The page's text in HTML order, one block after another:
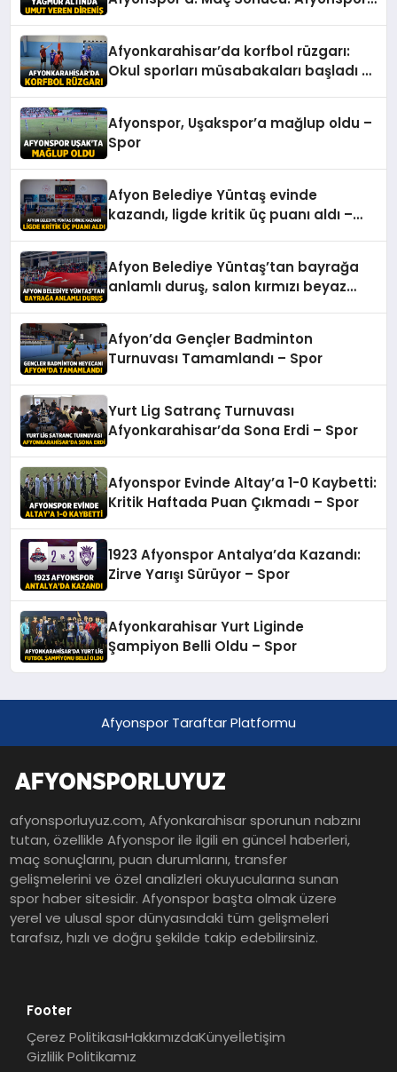
Afyonkarahisar’da korfbol rüzgarı:
Okul sporları müsabakaları başladı –
Afyonspor, Uşakspor’a mağlup oldu –
Spor
Afyon Belediye Yüntaş evinde
kazandı, ligde kritik üç puanı aldı –
Afyon Belediye Yüntaş’tan bayrağa
anlamlı duruş, salon kırmızı beyaz
Afyon’da Gençler Badminton
Turnuvası Tamamlandı – Spor
Yurt Lig Satranç Turnuvası
Afyonkarahisar’da Sona Erdi – Spor
Afyonspor Evinde Altay’a 1-0 Kaybetti:
Kritik Haftada Puan Çıkmadı – Spor
1923 Afyonspor Antalya’da Kazandı:
Zirve Yarışı Sürüyor – Spor
Afyonkarahisar Yurt Liginde
Şampiyon Belli Oldu – Spor
Afyonspor Taraftar Platformu
afyonsporluyuz.com, Afyonkarahisar sporunun nabzını
tutan, özellikle Afyonspor ile ilgili en güncel haberleri,
maç sonuçlarını, puan durumlarını, transfer
gelişmelerini ve özel analizleri okuyucularına sunan
spor haber sitesidir. Afyonspor başta olmak üzere
yerel ve ulusal spor dünyasındaki tüm gelişmeleri
tarafsız, hızlı ve doğru şekilde takip edebilirsiniz.
Footer
Çerez PolitikasıHakkımızdaKünyeİletişim
Gizlilik Politikamız